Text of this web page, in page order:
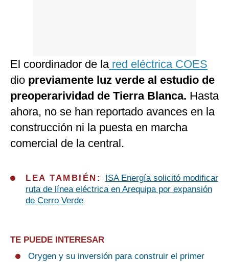
El coordinador de lared eléctrica COES
dio previamente luz verde al estudio de
preoperarividad de Tierra Blanca. Hasta
ahora, no se han reportado avances en la
construcción ni la puesta en marcha
comercial de la central.
LEA TAMBIÉN:
ISA Energía solicitó modificar
ruta de línea eléctrica en Arequipa por expansión
de Cerro Verde
TE PUEDE INTERESAR
Orygen y su inversión para construir el primer